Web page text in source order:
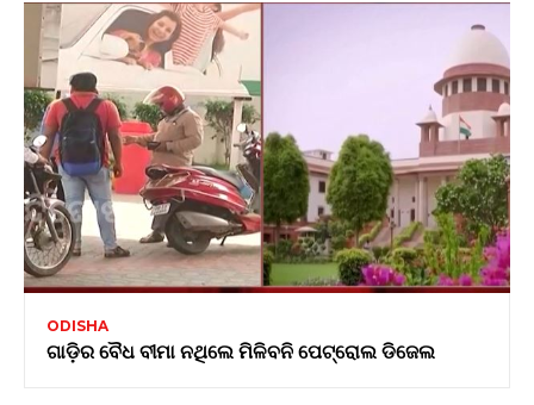
ODISHA
ଗାଡ଼ିର ବୈଧ ବୀମା ନଥିଲେ ମିଳିବନି ପେଟ୍ରୋଲ ଡିଜେଲ